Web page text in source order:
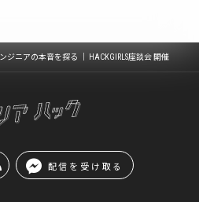
ジニアの本音を探る ｜ HACKGIRLS座談会 開催
配信を受け取る